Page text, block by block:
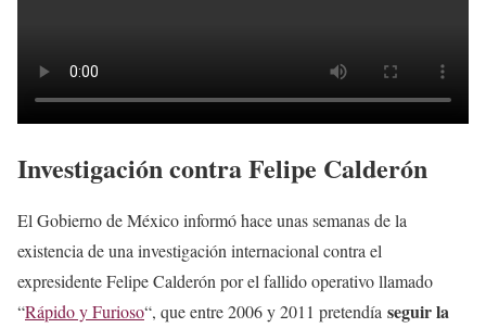
Investigación contra Felipe Calderón
El Gobierno de México informó hace unas semanas de la
existencia de una investigación internacional contra el
expresidente Felipe Calderón por el fallido operativo llamado
“Rápido y Furioso“, que entre 2006 y 2011 pretendía seguir la